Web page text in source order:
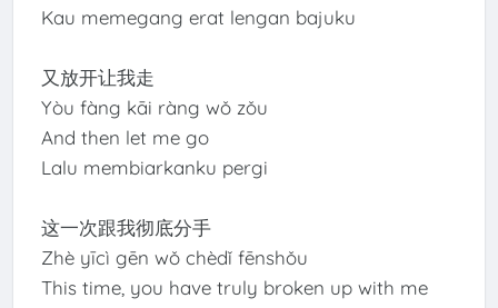
Kau memegang erat lengan bajuku
又放开让我走
Yòu fàng kāi ràng wǒ zǒu
And then let me go
Lalu membiarkanku pergi
这一次跟我彻底分手
Zhè yīcì gēn wǒ chèdǐ fēnshǒu
This time, you have truly broken up with me